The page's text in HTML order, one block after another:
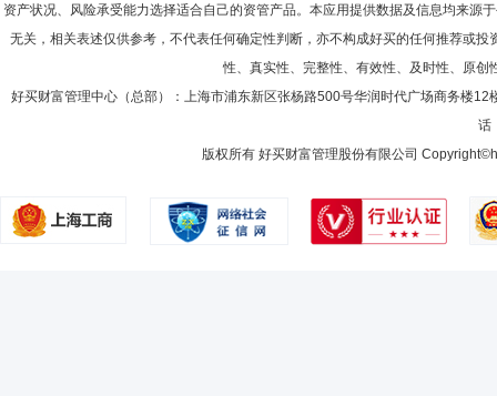
资产状况、风险承受能力选择适合自己的资管产品。本应用提供数据及信息均来
无关，相关表述仅供参考，不代表任何确定性判断，亦不构成好买的任何推荐或
性、真实性、完整性、有效性、及时性、原
好买财富管理中心（总部）：上海市浦东新区张杨路500号华润时代广场商务楼12
话
版权所有 好买财富管理股份有限公司